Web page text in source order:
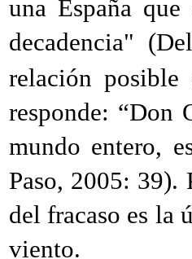
una España
decadencia"
relación
responde: “Don
mundo entero,
Paso, 2005: 39).
del fracaso es la
viento.